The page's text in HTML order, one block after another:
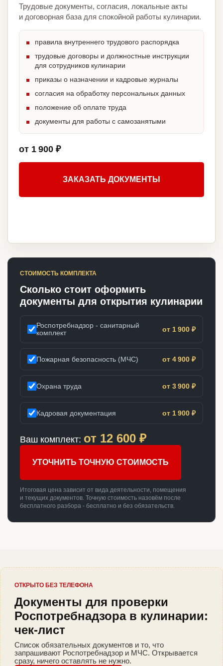
Трудовые документы, согласия, локальные акты
и договорная база для спокойной работы кулинарии.
правила внутреннего трудового распорядка
трудовые договоры и должностные инструкции
для сотрудников кулинарии
приказы о назначении и кадровые журналы
согласия на обработку персональных данных
положение об оплате труда
документы для работы с самозанятыми
от 1 900 ₽
ЗАКАЗАТЬ ДОКУМЕНТЫ
СТОИМОСТЬ КОМПЛЕКТА
Сколько стоит оформить
документы для открытия кулинарии
Роспотребнадзор - санитарный
комплект
от 1 900 ₽
Пожарная безопасность (МЧС) от 4 900 ₽
Охрана труда от 3 900 ₽
Кадровая документация от 1 900 ₽
Ваш комплект: от 12 600 ₽
УТОЧНИТЬ ТОЧНУЮ СТОИМОСТЬ
Итоговая цена зависит от вида деятельности, помещения
и текущих документов. Точную стоимость назовём после
бесплатного разбора - бесплатно и без обязательств.
ОТКРЫТО БЕЗ ТЕЛЕФОНА
Документы для проверки
Роспотребнадзора в кулинарии:
чек-лист
Список обязательных документов и то, что
запрашивают Роспотребнадзор и МЧС. Открывается
сразу, ничего оставлять не нужно.